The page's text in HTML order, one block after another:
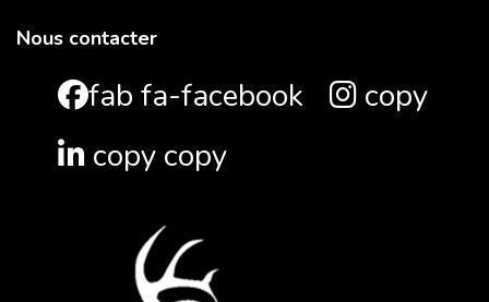
Nous contacter
fab fa-facebook
copy
copy copy